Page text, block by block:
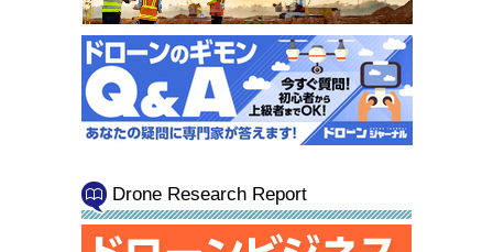
Drone Research Report